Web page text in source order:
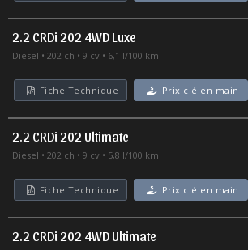
2.2 CRDi 202 4WD Luxe
Diesel 202 ch 9 cv 6,1 l/100 km
Fiche Technique Prix clé en main
2.2 CRDi 202 Ultimate
Diesel 202 ch 9 cv 5,8 l/100 km
Fiche Technique Prix clé en main
2.2 CRDi 202 4WD Ultimate